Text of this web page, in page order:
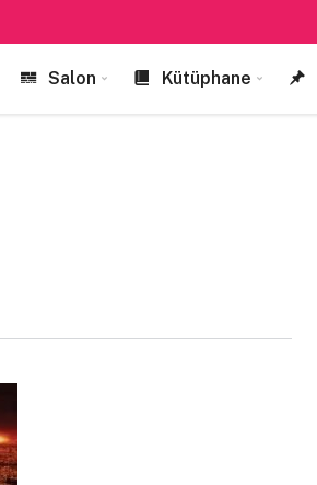
Salon Kütüphane